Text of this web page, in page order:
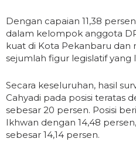
Dengan capaian 11,38
dalam kelompok anggota
kuat di Kota Pekanbaru dan
sejumlah figur legislatif yang
Secara keseluruhan, hasil
Cahyadi pada posisi teratas
sebesar 20 persen. Posisi
Ikhwan dengan 14,48
sebesar 14,14 persen.